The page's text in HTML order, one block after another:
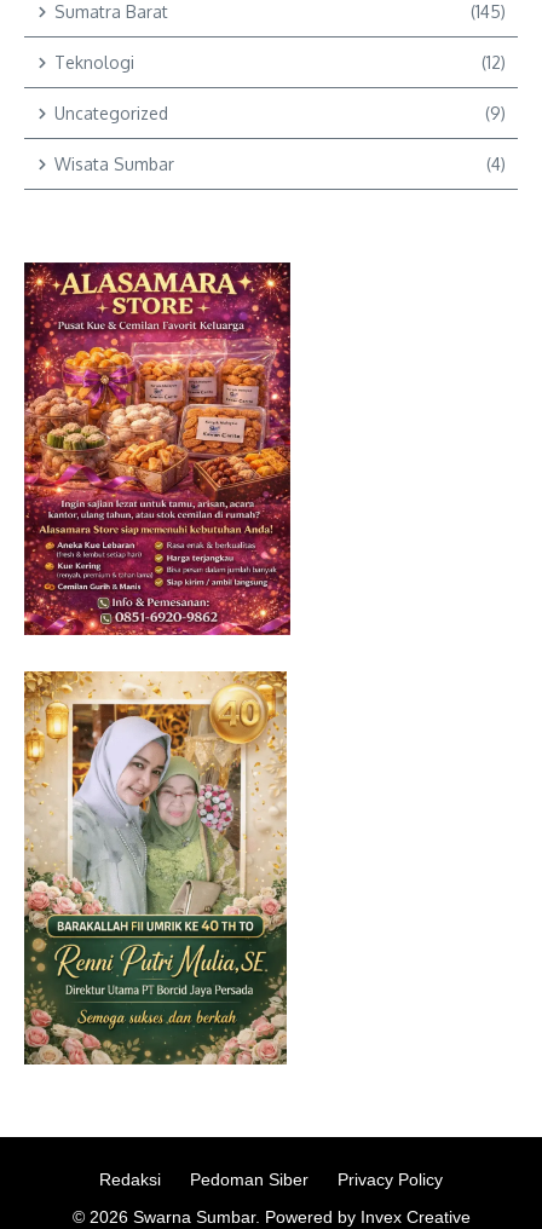
Sumatra Barat (145)
Teknologi (12)
Uncategorized (9)
Wisata Sumbar (4)
Redaksi Pedoman Siber
Privacy Policy
© 2026 Swarna Sumbar. Powered by Invex Creative